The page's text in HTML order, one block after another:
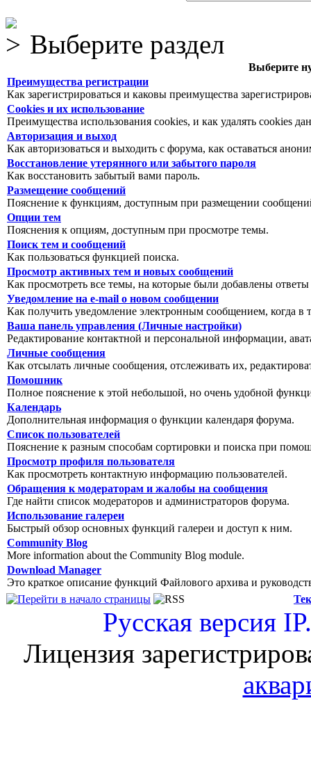
Выберите раздел
Выберите
Преимущества регистрации
Как зарегистрироваться и каковы преимущества
Cookies и их использование
Преимущества использования cookies, и как удалять cookies
Авторизация и выход
Как авторизоваться и выходить с форума, как оставаться
Восстановление утерянного или забытого пароля
Как восстановить забытый вами пароль.
Размещение сообщений
Пояснение к функциям, доступным при размещении
Опции тем
Пояснения к опциям, доступным при просмотре темы.
Поиск тем и сообщений
Как пользоваться функцией поиска.
Просмотр активных тем и новых сообщений
Как просмотреть все темы, на которые были добавлены
Уведомление на е-mail о новом сообщении
Как получить уведомление электронным сообщением, когда в
Ваша панель управления (Личные настройки)
Редактирование контактной и персональной информации,
Личные сообщения
Как отсылать личные сообщения, отслеживать их,
Помошник
Полное пояснение к этой небольшой, но очень удобной
Календарь
Дополнительная информация о функции календаря форума.
Список пользователей
Пояснение к разным способам сортировки и поиска при
Просмотр профиля пользователя
Как просмотреть контактную информацию пользователей.
Обращения к модераторам и жалобы на сообщения
Где найти список модераторов и администраторов форума.
Использование галереи
Быстрый обзор основных функций галереи и доступ к ним.
Community Blog
More information about the Community Blog module.
Download Manager
Это краткое описание функций Файлового архива и
Русская версия
Лицензия